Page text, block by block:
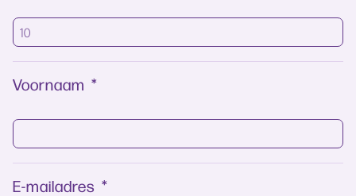
Voornaam *
E-mailadres *